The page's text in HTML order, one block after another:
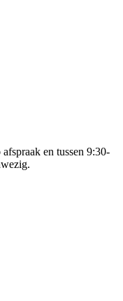
en tussen 9:30-